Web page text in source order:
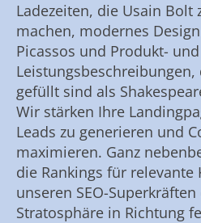
Ladezeiten, die Usain Bolt
machen, modernes
Picassos und Produkt- und
gefüllt sind als
Wir stärken Ihre
Leads zu generieren und
maximieren. Ganz
die Rankings für relevante
unseren SEO-
Stratosphäre in Richtung